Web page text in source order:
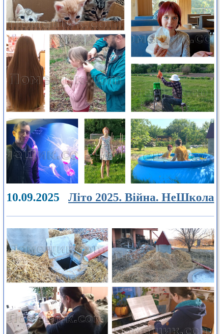
10.09.2025 Літо 2025. Війна. НеШкола